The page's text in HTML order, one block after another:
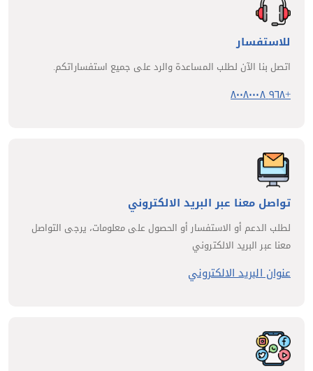
للاستفسار
اتصل بنا الآن لطلب المساعدة والرد على جميع استفساراتكم.
+٩٦٨ ٨٠٠٨٠٠٠٨
تواصل معنا عبر البريد الالكتروني
لطلب الدعم أو الاستفسار أو الحصول على معلومات، يرجى التواصل
معنا عبر البريد الالكتروني
عنوان البريد الالكتروني